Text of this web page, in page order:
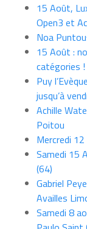
15 Août,
Open3 et
Noa
15 Août :
catégories !
Puy
jusqu’à
Achille
Poitou
Mercredi
Samedi 15
(64)
Gabriel
Availles
Samedi 8